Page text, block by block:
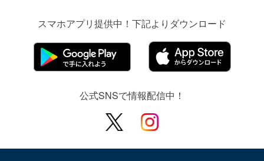
スマホアプリ提供中！下記よりダウンロード
公式SNSで情報配信中！